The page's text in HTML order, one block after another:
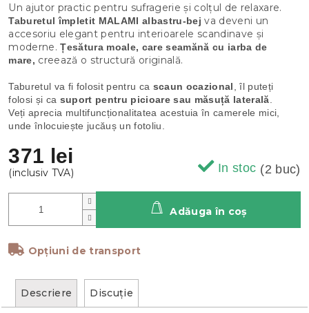
371 lei
In stoc (2 buc)
Opțiuni de transport
Adăuga în coş
Un ajutor practic pentru sufragerie și colțul de relaxare.
Taburetul împletit MALAMI albastru-bej va deveni un
accesoriu elegant pentru interioarele scandinave și
moderne.Țesătura moale, care seamănă cu iarba de
mare, creează o structură originală.
Taburetul va fi folosit pentru ca scaun ocazional , îl puteți
folosi și ca suport pentru picioare sau măsuță laterală
Veți aprecia multifuncționalitatea acestuia în camerele mici,
unde înlocuiește jucăuș un fotoliu.
Descriere Discuţie